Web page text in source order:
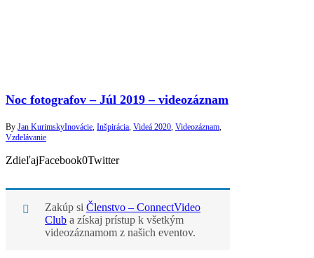
Noc fotografov – Júl 2019 – videozáznam
By Jan KurimskyInovácie, Inšpirácia, Videá 2020, Videozáznam,
Vzdelávanie
ZdieľajFacebook0Twitter
Zakúp si Členstvo – ConnectVideo
Club a získaj prístup k všetkým
videozáznamom z našich eventov.